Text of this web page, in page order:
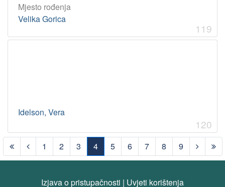
Mjesto rođenja
Velika Gorica
119
Idelson, Vera
120
1 2 3
4
(current)
5 6 7 8 9
Izjava o pristupačnosti | Uvjeti korištenja